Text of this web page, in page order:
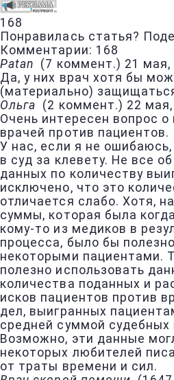
168
Понравилась статья?
Комментарии: 168
Patan (7 коммент.) 21 мая,
Да, у них врач хотя бы
(материально)
Ольга (2 коммент.) 22
Очень интересен вопрос о
врачей против пациентов.
У нас, если я не
в суд за клевету. Не все
данных по количеству
исключено, что это
отличается слабо. Хотя,
суммы, которая была
кому-то из медиков в
процесса, было бы
некоторыми пациентами.
полезно использовать
количества поданных и
исков пациентов против
дел, выигранных
средней суммой судебных
Возможно, эти данные
некоторых любителей
от траты времени и сил.